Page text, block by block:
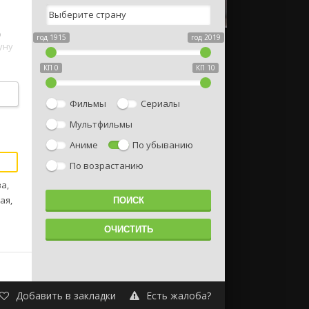
год 1915 год 2019
КП 0 КП 10
Фильмы
Сериалы
Мультфильмы
Аниме
По убыванию
По возрастанию
Добавить в закладки Есть жалоба?